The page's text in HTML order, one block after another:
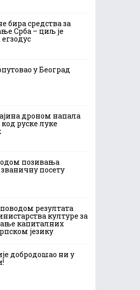
бира средства за
Срба – циљ је
у Београд
дроном напала
руске луке
позивања
посету
резултата
културе за
капиталних
језику
добродошао ни у